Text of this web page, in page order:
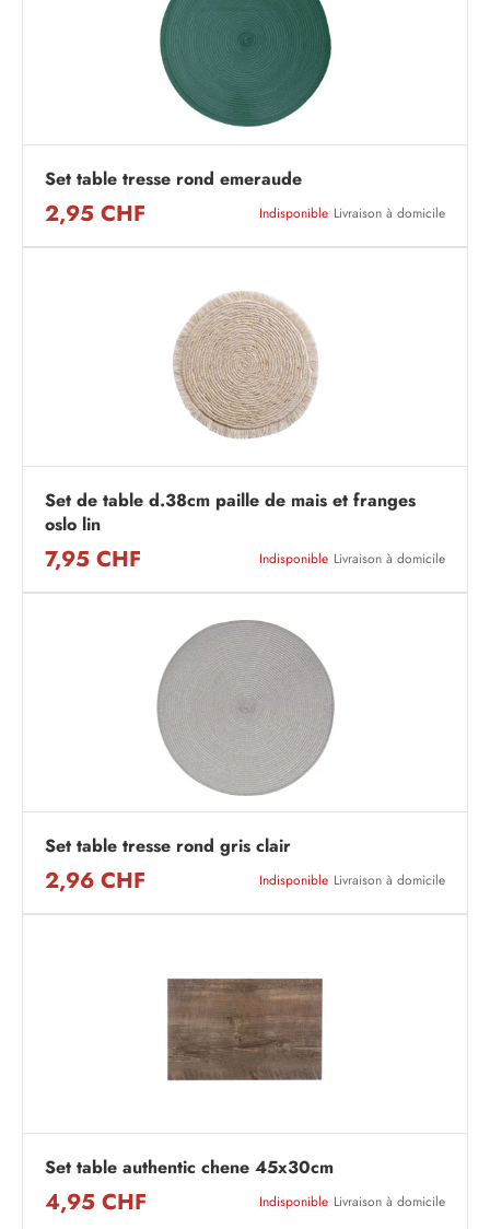
Set table tresse rond emeraude
2,95 CHF Indisponible Livraison à domicile
Set de table d.38cm paille de mais et franges
oslo lin
7,95 CHF Indisponible Livraison à domicile
Set table tresse rond gris clair
2,96 CHF Indisponible Livraison à domicile
Set table authentic chene 45x30cm
4,95 CHF Indisponible Livraison à domicile